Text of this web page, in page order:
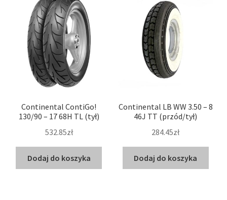
Continental ContiGo!
130/90 – 17 68H TL (tył)
532.85zł
Dodaj do koszyka
Continental LB WW 3.50 – 8
46J TT (przód/tył)
284.45zł
Dodaj do koszyka